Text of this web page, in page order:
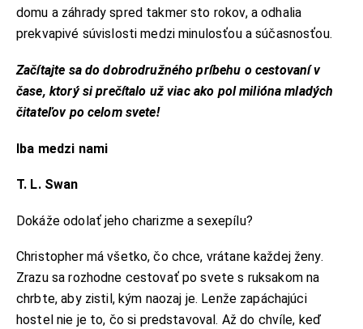
domu a záhrady spred takmer sto rokov, a odhalia
prekvapivé súvislosti medzi minulosťou a súčasnosťou.
Začítajte sa do dobrodružného príbehu o cestovaní v
čase, ktorý si prečítalo už viac ako pol milióna mladých
čitateľov po celom svete!
Iba medzi nami
T. L. Swan
Dokáže odolať jeho charizme a sexepílu?
Christopher má všetko, čo chce, vrátane každej ženy.
Zrazu sa rozhodne cestovať po svete s ruksakom na
chrbte, aby zistil, kým naozaj je. Lenže zapáchajúci
hostel nie je to, čo si predstavoval. Až do chvíle, keď